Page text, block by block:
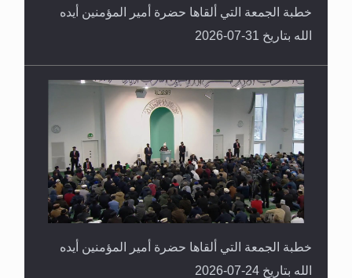
خطبة الجمعة التي ألقاها حضرة أمير المؤمنين أيده
الله بتاريخ 31-07-2026
خطبة الجمعة التي ألقاها حضرة أمير المؤمنين أيده
الله بتاريخ 24-07-2026